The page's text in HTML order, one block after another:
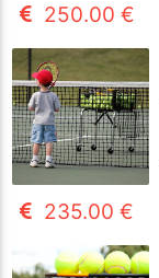
250.00 €
235.00 €